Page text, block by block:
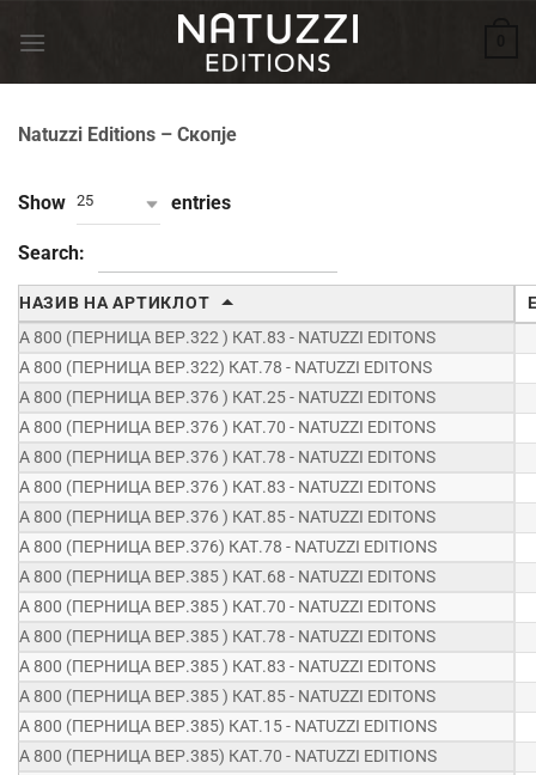
Natuzzi Editions – Скопје
Show 25 entries
Search:
НАЗИВ НА АРТИКЛОТ
A 800 (ПЕРНИЦА ВЕР.322 ) КАТ.83 - NATUZZI EDITONS
A 800 (ПЕРНИЦА ВЕР.322) КАТ.78 - NATUZZI EDITONS
A 800 (ПЕРНИЦА ВЕР.376 ) КАТ.25 - NATUZZI EDITONS
A 800 (ПЕРНИЦА ВЕР.376 ) КАТ.70 - NATUZZI EDITONS
A 800 (ПЕРНИЦА ВЕР.376 ) КАТ.78 - NATUZZI EDITONS
A 800 (ПЕРНИЦА ВЕР.376 ) КАТ.83 - NATUZZI EDITONS
A 800 (ПЕРНИЦА ВЕР.376 ) КАТ.85 - NATUZZI EDITONS
A 800 (ПЕРНИЦА ВЕР.376) КАТ.78 - NATUZZI EDITIONS
A 800 (ПЕРНИЦА ВЕР.385 ) КАТ.68 - NATUZZI EDITONS
A 800 (ПЕРНИЦА ВЕР.385 ) КАТ.70 - NATUZZI EDITONS
A 800 (ПЕРНИЦА ВЕР.385 ) КАТ.78 - NATUZZI EDITONS
A 800 (ПЕРНИЦА ВЕР.385 ) КАТ.83 - NATUZZI EDITONS
A 800 (ПЕРНИЦА ВЕР.385 ) КАТ.85 - NATUZZI EDITONS
A 800 (ПЕРНИЦА ВЕР.385) КАТ.15 - NATUZZI EDITIONS
A 800 (ПЕРНИЦА ВЕР.385) КАТ.70 - NATUZZI EDITIONS